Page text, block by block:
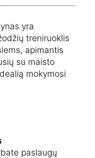
yra
treniruoklis
apimantis
su maisto
mokymosi
paslaugų